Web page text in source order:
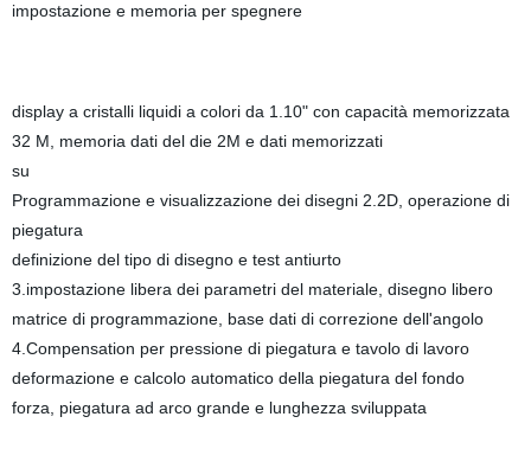
impostazione e memoria per spegnere
display a cristalli liquidi a colori da 1.10" con capacità memorizzata
32 M, memoria dati del die 2M e dati memorizzati
su
Programmazione e visualizzazione dei disegni 2.2D, operazione di
piegatura
definizione del tipo di disegno e test antiurto
3.impostazione libera dei parametri del materiale, disegno libero
matrice di programmazione, base dati di correzione dell'angolo
4.Compensation per pressione di piegatura e tavolo di lavoro
deformazione e calcolo automatico della piegatura del fondo
forza, piegatura ad arco grande e lunghezza sviluppata